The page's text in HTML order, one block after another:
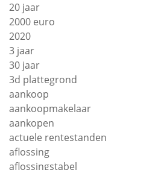
20 jaar
2000 euro
2020
3 jaar
30 jaar
3d plattegrond
aankoop
aankoopmakelaar
aankopen
actuele rentestanden
aflossing
aflossingstabel